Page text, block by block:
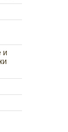
и